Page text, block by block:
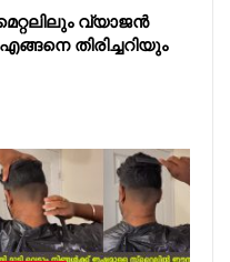
വ്യാജൻ
തിരിച്ചറിയും